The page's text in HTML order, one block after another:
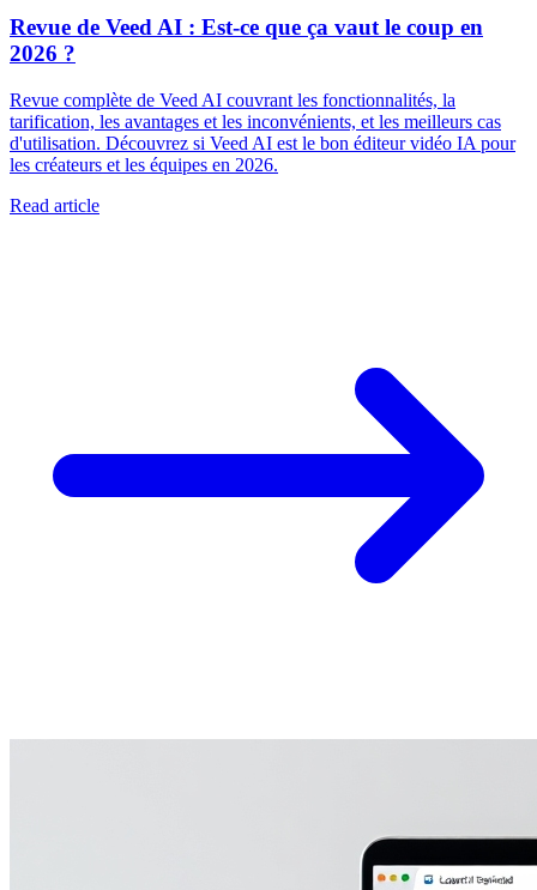
Revue de Veed AI : Est-ce que ça vaut le coup en
2026 ?
Revue complète de Veed AI couvrant les fonctionnalités, la
tarification, les avantages et les inconvénients, et les meilleurs cas
d'utilisation. Découvrez si Veed AI est le bon éditeur vidéo IA pour
les créateurs et les équipes en 2026.
Read article